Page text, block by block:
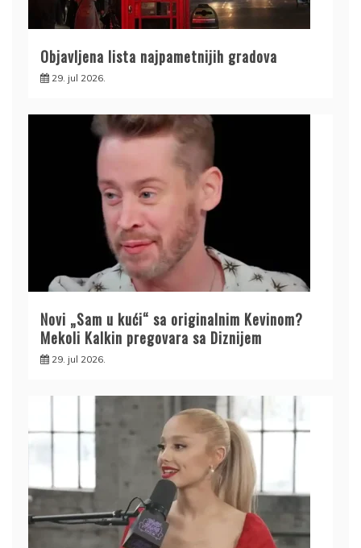
Objavljena lista najpametnijih gradova
29. jul 2026.
Novi „Sam u kući“ sa originalnim Kevinom?
Mekoli Kalkin pregovara sa Diznijem
29. jul 2026.